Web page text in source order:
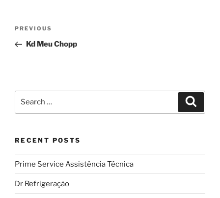
Previous
Post
PREVIOUS
Kd Meu Chopp
RECENT POSTS
Prime Service Assistência Técnica
Dr Refrigeração